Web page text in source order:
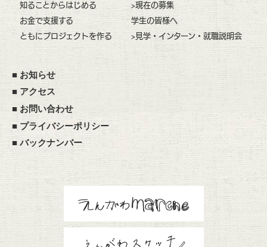
知ることからはじめる
お金で支援する
ともにプロジェクトを作る
>現在の募集
学生の皆様へ
>見学・インターン・就職説明会
■ お知らせ
■ アクセス
■ お問い合わせ
■プライバシーポリシー
■バックナンバー